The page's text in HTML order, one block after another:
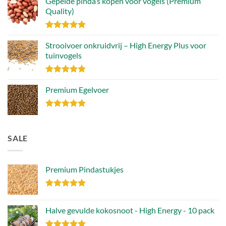
Quality)
4.89uit 5
Strooivoer onkruidvrij – High Energy Plus voor
tuinvogels
4.77uit 5
Premium Egelvoer
SALE
Premium Pindastukjes
Halve gevulde kokosnoot - High Energy - 10 pack